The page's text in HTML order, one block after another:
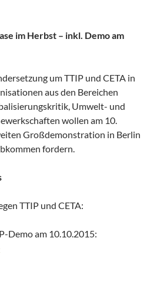
im Herbst – inkl. Demo am
um TTIP und CETA in
aus den Bereichen
Umwelt- und
wollen am 10.
Großdemonstration in Berlin
fordern.
TTIP und CETA:
Demo am 10.10.2015: